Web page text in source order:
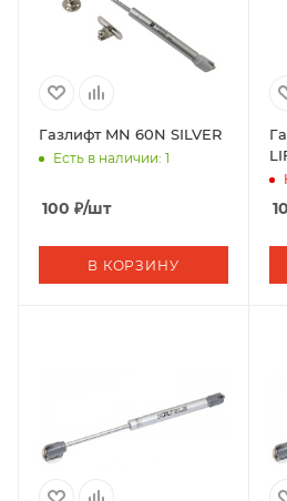
Газлифт MN 60N SILVER
Есть в наличии: 1
100 ₽/шт
В КОРЗИНУ